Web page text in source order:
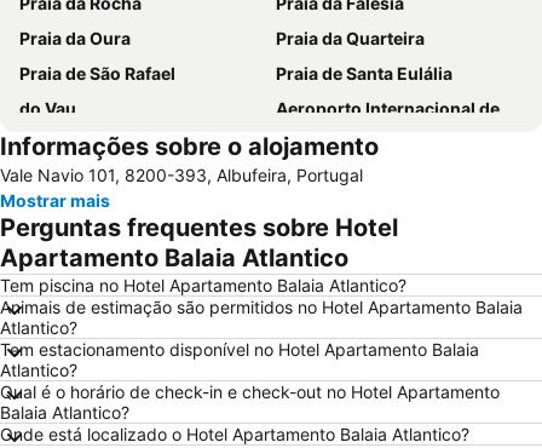
Praia da Oura
Praia da Quarteira
Praia de São Rafael
Praia de Santa Eulália
do Vau
Aeroporto Internacional de Faro - Gago Coutinho
Praia da Galé
slide & splash
Praia dos Pescadores
Autodrómo Internacional Algarve
Vilamoura Marina
Praia da Ilha da Armona
Balaia Golf Village
Praia do Barril
de Armação de Pera
Meia Praia
Aldeia das Açoteias
Montechoro
Fuseta(Mar) Beach
De Vilamoura
Olhos de Água
Marina de Portimão
Estádio Algarve
Praia do Carvoeiro
Informações sobre o alojamento
Vale Navio 101, 8200-393, Albufeira, Portugal
Mostrar mais
Perguntas frequentes sobre Hotel
Apartamento Balaia Atlantico
Tem piscina no Hotel Apartamento Balaia Atlantico?
Animais de estimação são permitidos no Hotel Apartamento Balaia
Atlantico?
Tem estacionamento disponível no Hotel Apartamento Balaia
Atlantico?
Qual é o horário de check-in e check-out no Hotel Apartamento
Balaia Atlantico?
Onde está localizado o Hotel Apartamento Balaia Atlantico?